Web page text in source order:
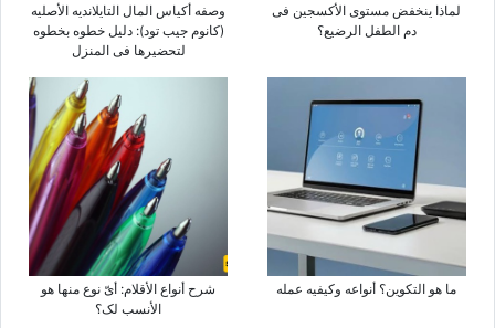
لماذا ینخفض مستوى الأکسجین فی
دم الطفل الرضیع؟
وصفه أکیاس المال التایلاندیه الأصلیه
(کانوم جیب تود): دلیل خطوه بخطوه
لتحضیرها فی المنزل
ما هو التکوین؟ أنواعه وکیفیه عمله
شرح أنواع الأقلام: أیّ نوع منها هو
الأنسب لک؟